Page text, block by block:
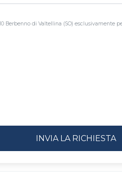
Berbenno di Valtellina (SO)